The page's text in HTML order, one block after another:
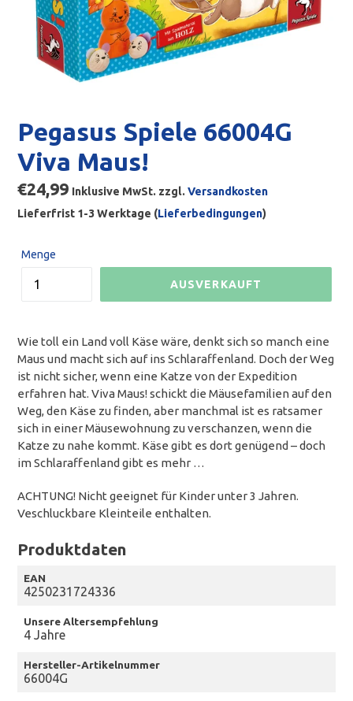
Pegasus Spiele 66004G
Viva Maus!
Normaler
Preis
€24,99 Inklusive MwSt. zzgl.Versandkosten
Lieferfrist 1-3 Werktage (Lieferbedingungen)
Menge
AUSVERKAUFT
Wie toll ein Land voll Käse wäre, denkt sich so manch eine
Maus und macht sich auf ins Schlaraffenland. Doch der Weg
ist nicht sicher, wenn eine Katze von der Expedition
erfahren hat. Viva Maus! schickt die Mäusefamilien auf den
Weg, den Käse zu finden, aber manchmal ist es ratsamer
sich in einer Mäusewohnung zu verschanzen, wenn die
Katze zu nahe kommt. Käse gibt es dort genügend – doch
im Schlaraffenland gibt es mehr …
ACHTUNG! Nicht geeignet für Kinder unter 3 Jahren.
Veschluckbare Kleinteile enthalten.
Produktdaten
EAN
4250231724336
Unsere Altersempfehlung
4 Jahre
Hersteller-Artikelnummer
66004G